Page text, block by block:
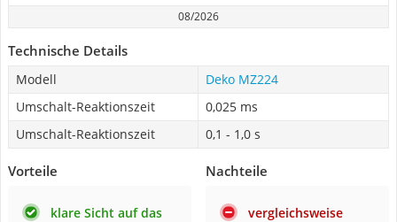
08/2026
Technische Details
Modell
Deko MZ224
Umschalt-Reaktionszeit
0,025 ms
Umschalt-Reaktionszeit
0,1 - 1,0 s
Vorteile
klare Sicht auf das
Nachteile
vergleichsweise